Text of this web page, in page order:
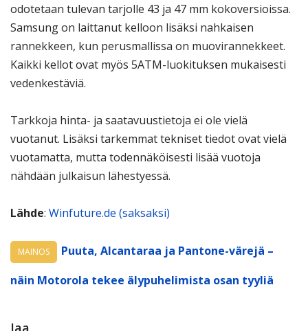
odotetaan tulevan tarjolle 43 ja 47 mm kokoversioissa.
Samsung on laittanut kelloon lisäksi nahkaisen
rannekkeen, kun perusmallissa on muovirannekkeet.
Kaikki kellot ovat myös 5ATM-luokituksen mukaisesti
vedenkestäviä.
Tarkkoja hinta- ja saatavuustietoja ei ole vielä
vuotanut. Lisäksi tarkemmat tekniset tiedot ovat vielä
vuotamatta, mutta todennäköisesti lisää vuotoja
nähdään julkaisun lähestyessä.
Lähde: Winfuture.de (saksaksi)
MAINOS
Puuta, Alcantaraa ja Pantone-värejä –
näin Motorola tekee älypuhelimista osan tyyliä